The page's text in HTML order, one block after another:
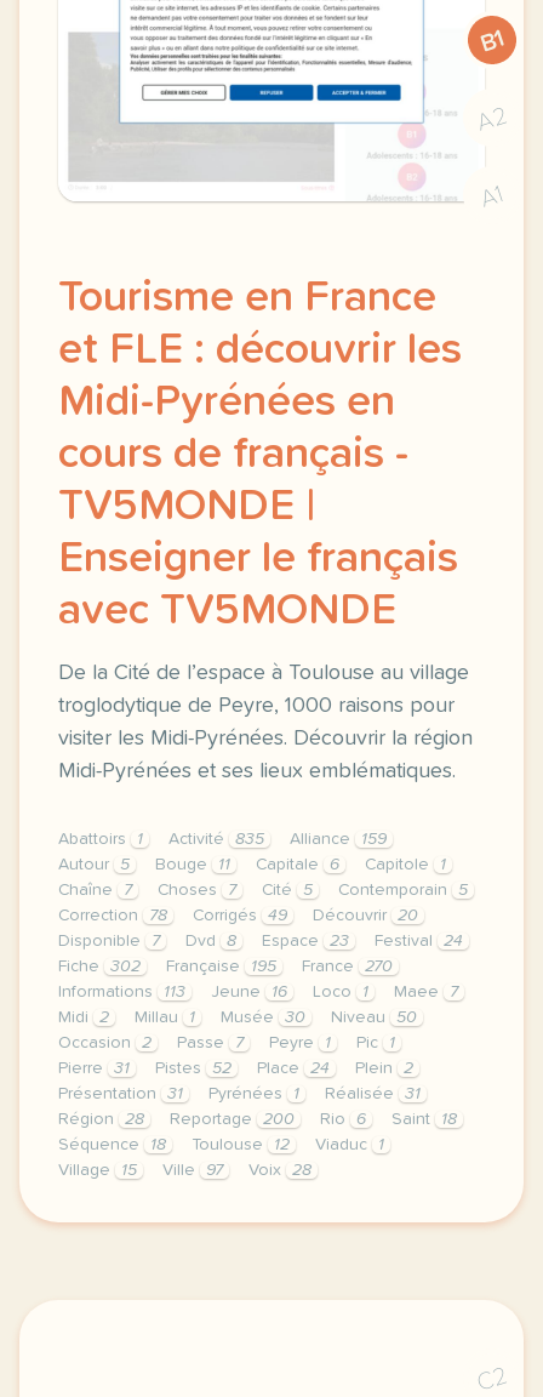
B1
A2
A1
Tourisme en France
et FLE : découvrir les
Midi-Pyrénées en
cours de français -
TV5MONDE |
Enseigner le français
avec TV5MONDE
De la Cité de l’espace à Toulouse au village
troglodytique de Peyre, 1000 raisons pour
visiter les Midi-Pyrénées. Découvrir la région
Midi-Pyrénées et ses lieux emblématiques.
Abattoirs 1 Activité 835 Alliance
159
Autour
5 Bouge 11 Capitale 6 Capitole
1
Chaîne
7 Choses 7 Cité 5 Contemporain
5
Correction
78 Corrigés 49 Découvrir
20
Disponible
7 Dvd 8 Espace 23 Festival
24
Fiche
302 Française 195 France
270
Informations
113 Jeune 16 Loco 1 Maee
7
Midi
2 Millau 1 Musée 30 Niveau
50
Occasion
2 Passe 7 Peyre 1 Pic
1
Pierre
31 Pistes 52 Place 24 Plein
2
Présentation
31 Pyrénées 1 Réalisée
31
Région
28 Reportage 200 Rio 6 Saint
18
Séquence
18 Toulouse 12 Viaduc
1
Village
15 Ville 97 Voix 28
le respect de votre vie privee est une priorite
C2